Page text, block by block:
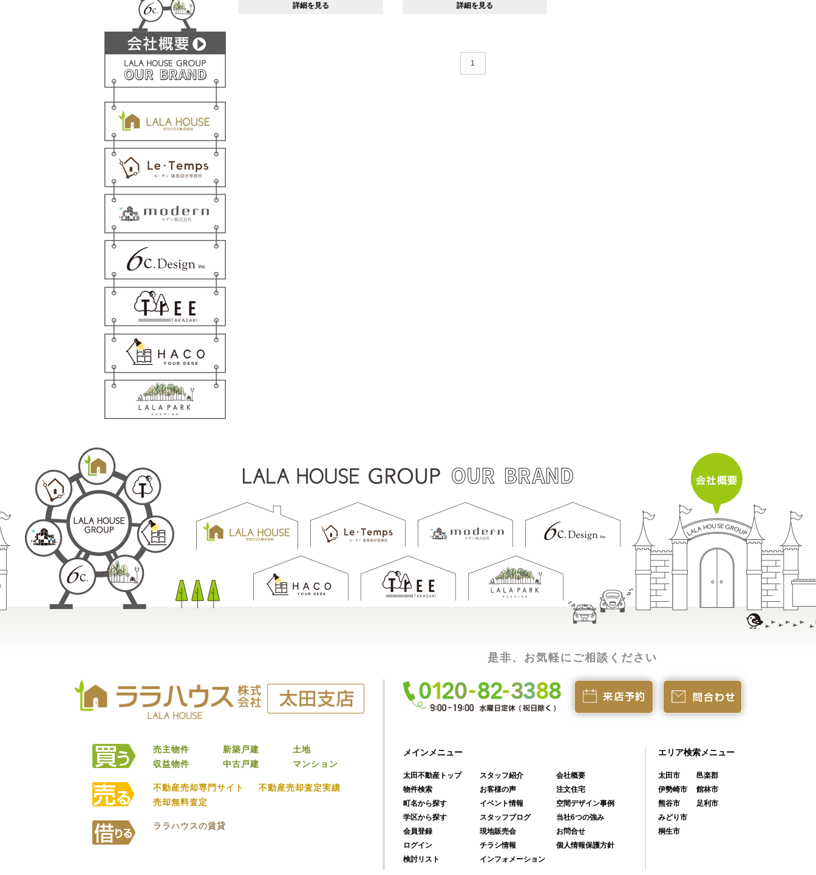
詳細を見る
詳細を見る
1
売主物件 新築戸建
土地
収益物件
中古戸建 マンション
不動産売却専門サイト
不動産売却査定実績
売却無料査定
ララハウスの賃貸
是非、お気軽にご相談ください
メインメニュー
太田不動産トップ
物件検索
町名から探す
学区から探す
会員登録
ログイン
検討リスト
スタッフ紹介
お客様の声
イベント情報
スタッフブログ
現地販売会
チラシ情報
インフォメーション
会社概要
注文住宅
空間デザイン事例
当社6つの強み
お問合せ
個人情報保護方針
エリア検索メニュー
太田市
伊勢崎市
熊谷市
みどり市
桐生市
邑楽郡
館林市
足利市